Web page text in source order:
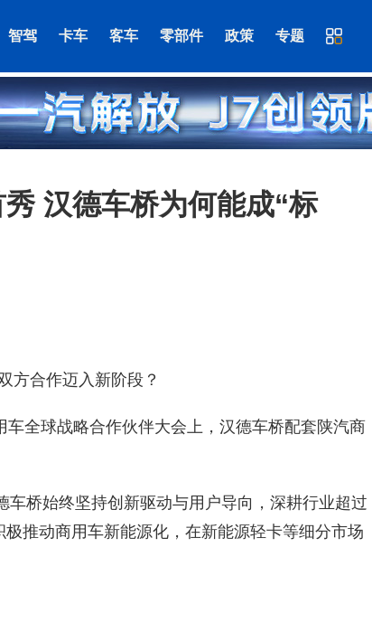
智驾 卡车 客车 零部件 政策 专题
汉德车桥为何能成“标
方合作迈入新阶段？
全球战略合作伙伴大会上，汉德车桥配套陕汽商
桥始终坚持创新驱动与用户导向，深耕行业超过
推动商用车新能源化，在新能源轻卡等细分市场